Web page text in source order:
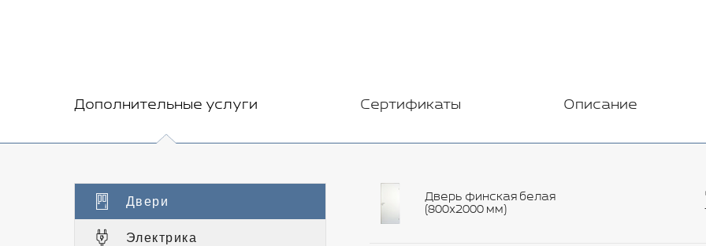
Дополнительные услуги Сертификаты Описание
Двери
Электрика
Дверь финская белая
(800х2000 мм)